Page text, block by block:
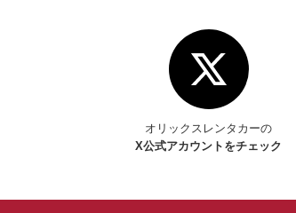
オリックスレンタカーの
X公式アカウントをチェック